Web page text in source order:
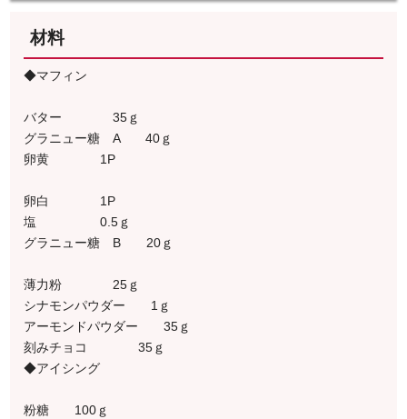
材料
◆マフィン
バター 35ｇ
グラニュー糖 A 40ｇ
卵黄 1P
卵白 1P
塩 0.5ｇ
グラニュー糖 B 20ｇ
薄力粉 25ｇ
シナモンパウダー 1ｇ
アーモンドパウダー 35ｇ
刻みチョコ 35ｇ
◆アイシング
粉糖 100ｇ